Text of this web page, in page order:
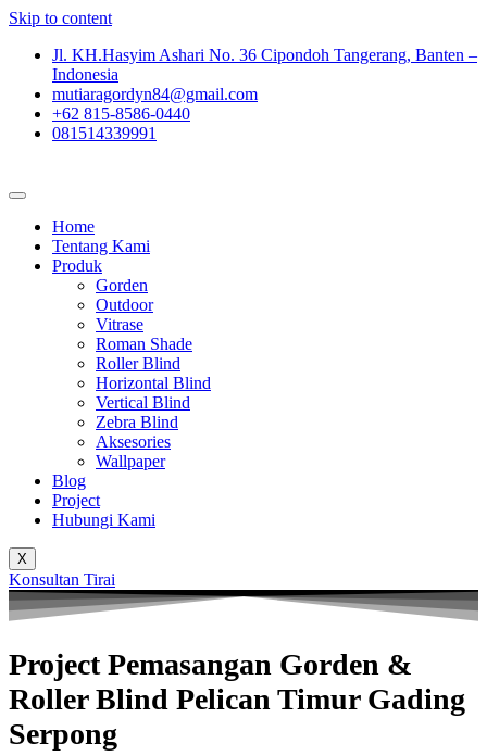
Skip to content
Jl. KH.Hasyim Ashari No. 36 Cipondoh Tangerang, Banten –
Indonesia
mutiaragordyn84@gmail.com
+62 815-8586-0440
081514339991
Home
Tentang Kami
Produk
Gorden
Outdoor
Vitrase
Roman Shade
Roller Blind
Horizontal Blind
Vertical Blind
Zebra Blind
Aksesories
Wallpaper
Blog
Project
Hubungi Kami
X
Konsultan Tirai
Project Pemasangan Gorden &
Roller Blind Pelican Timur Gading
Serpong